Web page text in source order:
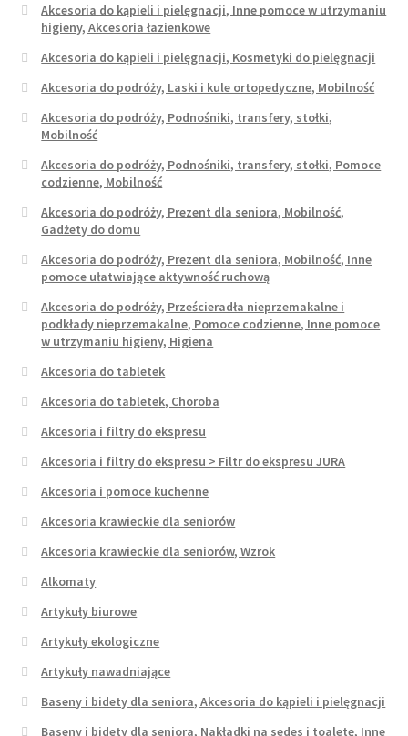
Akcesoria do kąpieli i pielęgnacji, Inne pomoce w utrzymaniu
higieny, Akcesoria łazienkowe
Akcesoria do kąpieli i pielęgnacji, Kosmetyki do pielęgnacji
Akcesoria do podróży, Laski i kule ortopedyczne, Mobilność
Akcesoria do podróży, Podnośniki, transfery, stołki,
Mobilność
Akcesoria do podróży, Podnośniki, transfery, stołki, Pomoce
codzienne, Mobilność
Akcesoria do podróży, Prezent dla seniora, Mobilność,
Gadżety do domu
Akcesoria do podróży, Prezent dla seniora, Mobilność, Inne
pomoce ułatwiające aktywność ruchową
Akcesoria do podróży, Prześcieradła nieprzemakalne i
podkłady nieprzemakalne, Pomoce codzienne, Inne pomoce
w utrzymaniu higieny, Higiena
Akcesoria do tabletek
Akcesoria do tabletek, Choroba
Akcesoria i filtry do ekspresu
Akcesoria i filtry do ekspresu > Filtr do ekspresu JURA
Akcesoria i pomoce kuchenne
Akcesoria krawieckie dla seniorów
Akcesoria krawieckie dla seniorów, Wzrok
Alkomaty
Artykuły biurowe
Artykuły ekologiczne
Artykuły nawadniające
Baseny i bidety dla seniora, Akcesoria do kąpieli i pielęgnacji
Baseny i bidety dla seniora, Nakładki na sedes i toaletę, Inne